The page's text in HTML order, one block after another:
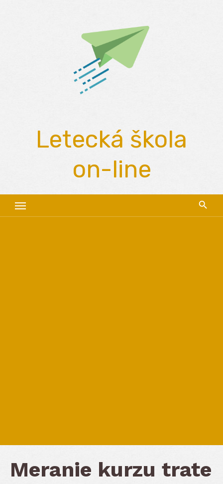
Letecká škola
on-line
Meranie kurzu trate